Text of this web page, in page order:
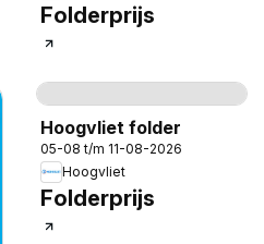
Folderprijs
Hoogvliet folder
05-08 t/m 11-08-2026
Hoogvliet
Folderprijs